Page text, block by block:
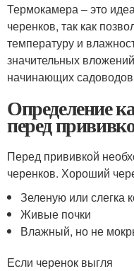
Термокамера – это
черенков, так как
температуру и
значительных
начинающих
Определение
перед
Перед прививкой
черенков. Хороший
Зеленую или слегка
Живые почки
Влажный, но не
Если черенок выгля